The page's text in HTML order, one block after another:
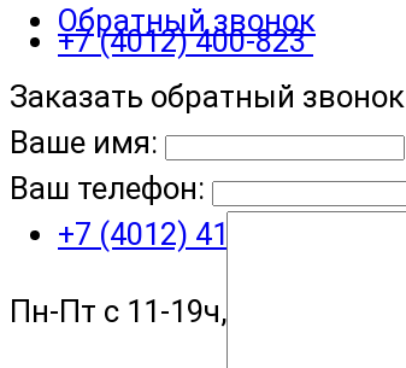
+7 (4012) 400-823
+7 (4012) 410-120
Пн-Пт с 11-19ч, Сб с 11-15ч
Обратный звонок
Заказать обратный звонок
Ваше имя:
Ваш телефон: